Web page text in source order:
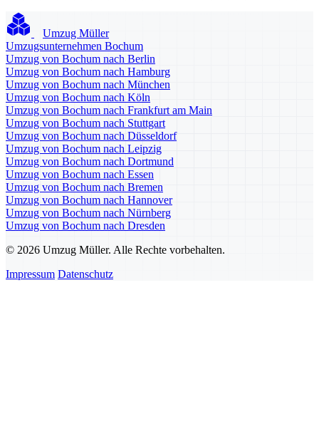
Umzug Müller
Umzugsunternehmen Bochum
Umzug von Bochum nach Berlin
Umzug von Bochum nach Hamburg
Umzug von Bochum nach München
Umzug von Bochum nach Köln
Umzug von Bochum nach Frankfurt am Main
Umzug von Bochum nach Stuttgart
Umzug von Bochum nach Düsseldorf
Umzug von Bochum nach Leipzig
Umzug von Bochum nach Dortmund
Umzug von Bochum nach Essen
Umzug von Bochum nach Bremen
Umzug von Bochum nach Hannover
Umzug von Bochum nach Nürnberg
Umzug von Bochum nach Dresden
© 2026 Umzug Müller. Alle Rechte vorbehalten.
Impressum Datenschutz